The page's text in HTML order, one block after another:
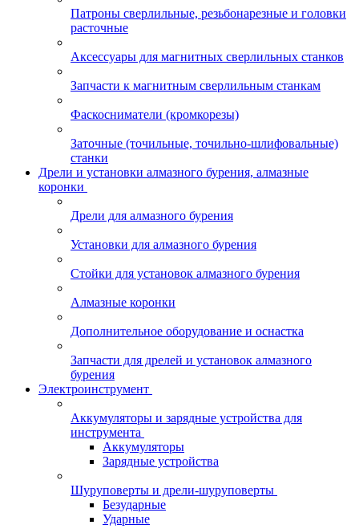
Патроны сверлильные, резьбонарезные и головки
расточные
Аксессуары для магнитных сверлильных станков
Запчасти к магнитным сверлильным станкам
Фаскосниматели (кромкорезы)
Заточные (точильные, точильно-шлифовальные)
станки
Дрели и установки алмазного бурения, алмазные
коронки
Дрели для алмазного бурения
Установки для алмазного бурения
Стойки для установок алмазного бурения
Алмазные коронки
Дополнительное оборудование и оснастка
Запчасти для дрелей и установок алмазного
бурения
Электроинструмент
Аккумуляторы и зарядные устройства для
инструмента
Аккумуляторы
Зарядные устройства
Шуруповерты и дрели-шуруповерты
Безударные
Ударные